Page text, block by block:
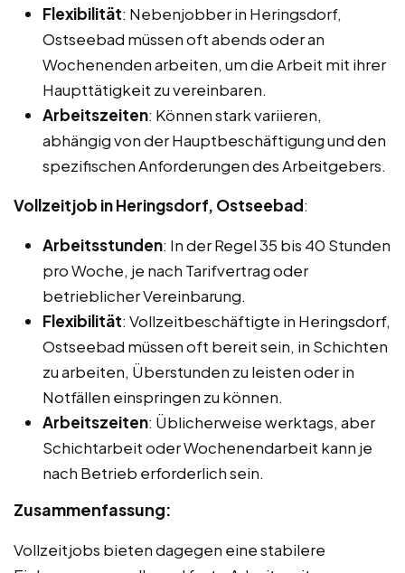
Flexibilität: Nebenjobber in Heringsdorf,
Ostseebad müssen oft abends oder an
Wochenenden arbeiten, um die Arbeit mit ihrer
Haupttätigkeit zu vereinbaren.
Arbeitszeiten: Können stark variieren,
abhängig von der Hauptbeschäftigung und den
spezifischen Anforderungen des Arbeitgebers.
Vollzeitjob in Heringsdorf, Ostseebad:
Arbeitsstunden: In der Regel 35 bis 40 Stunden
pro Woche, je nach Tarifvertrag oder
betrieblicher Vereinbarung.
Flexibilität: Vollzeitbeschäftigte in Heringsdorf,
Ostseebad müssen oft bereit sein, in Schichten
zu arbeiten, Überstunden zu leisten oder in
Notfällen einspringen zu können.
Arbeitszeiten: Üblicherweise werktags, aber
Schichtarbeit oder Wochenendarbeit kann je
nach Betrieb erforderlich sein.
Zusammenfassung:
Vollzeitjobs bieten dagegen eine stabilere